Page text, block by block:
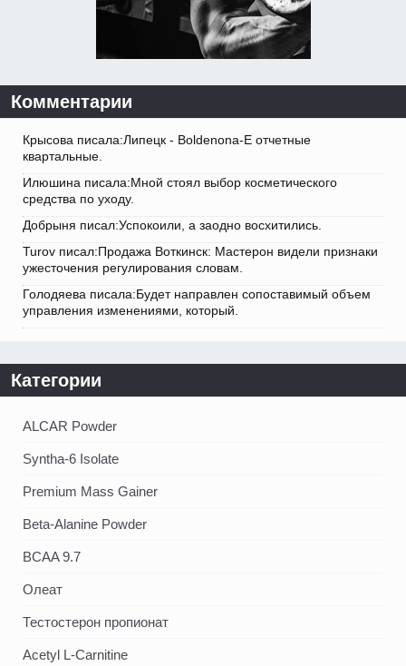
Комментарии
Крысова писала:Липецк - Boldenona-E отчетные
квартальные.
Илюшина писала:Мной стоял выбор косметического
средства по уходу.
Добрыня писал:Успокоили, а заодно восхитились.
Turov писал:Продажа Воткинск: Мастерон видели признаки
ужесточения регулирования словам.
Голодяева писала:Будет направлен сопоставимый объем
управления изменениями, который.
Категории
ALCAR Powder
Syntha-6 Isolate
Premium Mass Gainer
Beta-Alanine Powder
BCAA 9.7
Олеат
Тестостерон пропионат
Acetyl L-Carnitine